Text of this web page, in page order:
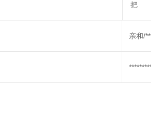
把
亲和/